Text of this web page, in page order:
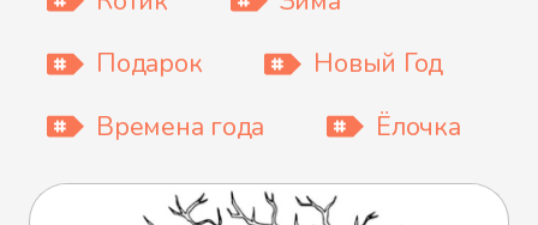
Подарок
Новый Год
Времена года
Ёлочка